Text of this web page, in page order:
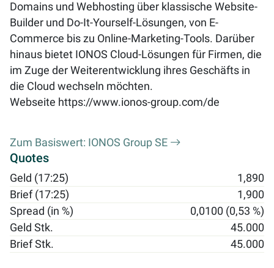
Domains und Webhosting über klassische Website-
Builder und Do-It-Yourself-Lösungen, von E-
Commerce bis zu Online-Marketing-Tools. Darüber
hinaus bietet IONOS Cloud-Lösungen für Firmen, die
im Zuge der Weiterentwicklung ihres Geschäfts in
die Cloud wechseln möchten.
Webseite https://www.ionos-group.com/de
Zum Basiswert: IONOS Group SE
Quotes
Geld (17:25)
1,890
Brief (17:25)
1,900
Spread (in %)
0,0100 (0,53 %)
Geld Stk.
45.000
Brief Stk.
45.000